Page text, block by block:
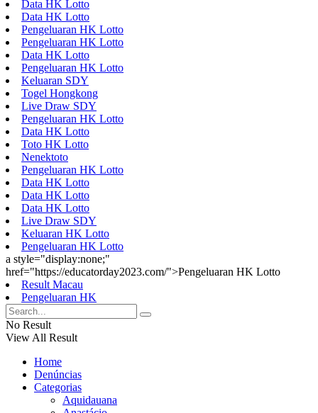
Data HK Lotto
Data HK Lotto
Pengeluaran HK Lotto
Pengeluaran HK Lotto
Data HK Lotto
Pengeluaran HK Lotto
Keluaran SDY
Togel Hongkong
Live Draw SDY
Pengeluaran HK Lotto
Data HK Lotto
Toto HK Lotto
Nenektoto
Pengeluaran HK Lotto
Data HK Lotto
Data HK Lotto
Data HK Lotto
Live Draw SDY
Keluaran HK Lotto
Pengeluaran HK Lotto
a style="display:none;"
href="https://educatorday2023.com/">Pengeluaran HK Lotto
Result Macau
Pengeluaran HK
No Result
View All Result
Home
Denúncias
Categorias
Aquidauana